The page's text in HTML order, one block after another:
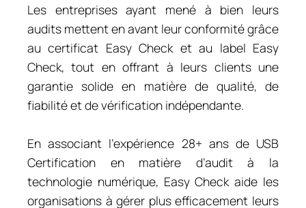
Les entreprises ayant mené à bien leurs
audits mettent en avant leur conformité grâce
au certificat Easy Check et au label Easy
Check, tout en offrant à leurs clients une
garantie solide en matière de qualité, de
fiabilité et de vérification indépendante.
En associant l’expérience 28+ ans de USB
Certification en matière d’audit à la
technologie numérique, Easy Check aide les
organisations à gérer plus efficacement leurs